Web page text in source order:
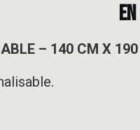
– 140 CM X